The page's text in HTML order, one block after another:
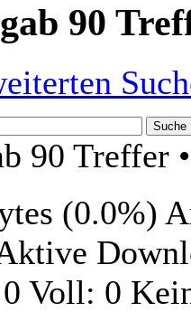
90
90 Treffer
(0.0%)
Voll: 0